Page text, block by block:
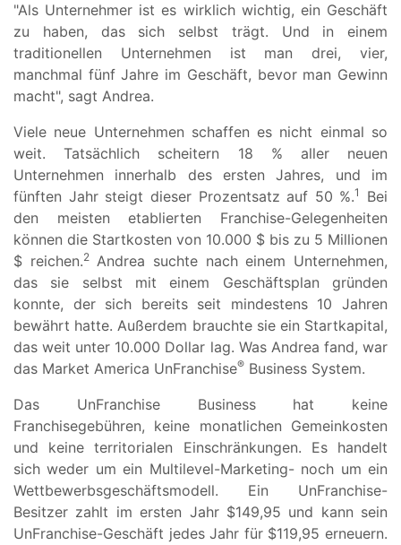
"Als Unternehmer ist es wirklich wichtig, ein Geschäft
zu haben, das sich selbst trägt. Und in einem
traditionellen Unternehmen ist man drei, vier,
manchmal fünf Jahre im Geschäft, bevor man Gewinn
macht", sagt Andrea.
Viele neue Unternehmen schaffen es nicht einmal so
weit. Tatsächlich scheitern 18 % aller neuen
Unternehmen innerhalb des ersten Jahres, und im
fünften Jahr steigt dieser Prozentsatz auf 50 %.1
Bei
den meisten etablierten Franchise-Gelegenheiten
können die Startkosten von 10.000 $ bis zu 5 Millionen
$ reichen.2Andrea suchte nach einem Unternehmen,
das sie selbst mit einem Geschäftsplan gründen
konnte, der sich bereits seit mindestens 10 Jahren
bewährt hatte. Außerdem brauchte sie ein Startkapital,
das weit unter 10.000 Dollar lag. Was Andrea fand, war
das Market America UnFranchise® Business System.
Das UnFranchise Business hat keine
Franchisegebühren, keine monatlichen Gemeinkosten
und keine territorialen Einschränkungen. Es handelt
sich weder um ein Multilevel-Marketing- noch um ein
Wettbewerbsgeschäftsmodell. Ein UnFranchise-
Besitzer zahlt im ersten Jahr $149,95 und kann sein
UnFranchise-Geschäft jedes Jahr für $119,95 erneuern.